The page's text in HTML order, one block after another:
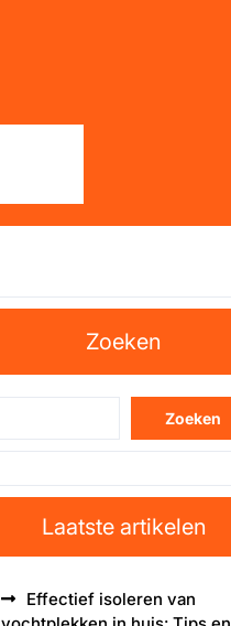
Zoeken
Zoeken
Laatste artikelen
Effectief isoleren van